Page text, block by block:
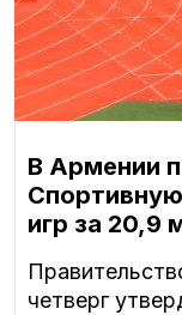
В Армении
игр за 20,9
четверг